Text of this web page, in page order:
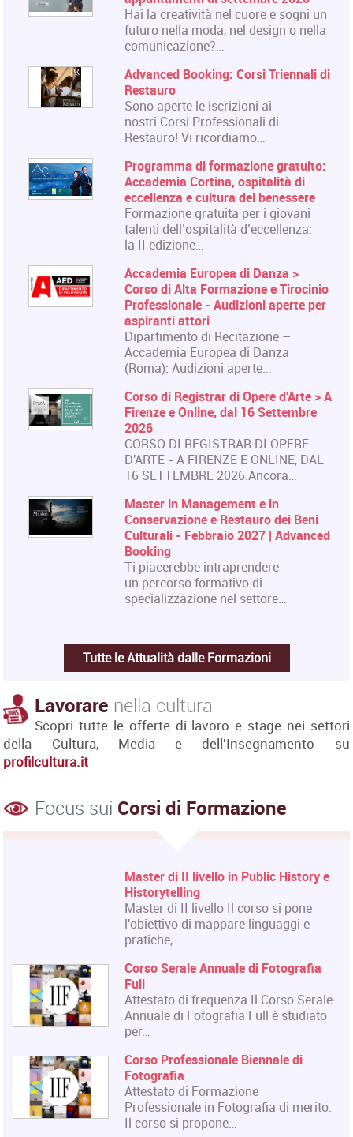
Hai la creatività nel cuore e sogni un
futuro nella moda, nel design o nella
comunicazione?…
Advanced Booking: Corsi Triennali di
Restauro
Sono aperte le iscrizioni ai
nostri Corsi Professionali di
Restauro! Vi ricordiamo…
Programma di formazione gratuito:
Accademia Cortina, ospitalità di
eccellenza e cultura del benessere
Formazione gratuita per i giovani
talenti dell’ospitalità d’eccellenza:
la II edizione…
Accademia Europea di Danza >
Corso di Alta Formazione e Tirocinio
Professionale - Audizioni aperte per
aspiranti attori
Dipartimento di Recitazione –
Accademia Europea di Danza
(Roma): Audizioni aperte…
Corso di Registrar di Opere d'Arte > A
Firenze e Online, dal 16 Settembre
2026
CORSO DI REGISTRAR DI OPERE
D'ARTE - A FIRENZE E ONLINE, DAL
16 SETTEMBRE 2026.Ancora…
Master in Management e in
Conservazione e Restauro dei Beni
Culturali - Febbraio 2027 | Advanced
Booking
Ti piacerebbe intraprendere
un percorso formativo di
specializzazione nel settore…
Tutte le Attualità dalle Formazioni
Lavorare nella cultura
Scopri tutte le offerte di lavoro e stage nei settori
della Cultura, Media e dell'Insegnamento su
profilcultura.it
Focus sui Corsi di Formazione
Master di II livello in Public History e
Historytelling
Master di II livello Il corso si pone
l'obiettivo di mappare linguaggi e
pratiche,…
Corso Serale Annuale di Fotografia
Full
Attestato di frequenza Il Corso Serale
Annuale di Fotografia Full è studiato
per…
Corso Professionale Biennale di
Fotografia
Attestato di Formazione
Professionale in Fotografia di merito.
Il corso si propone…